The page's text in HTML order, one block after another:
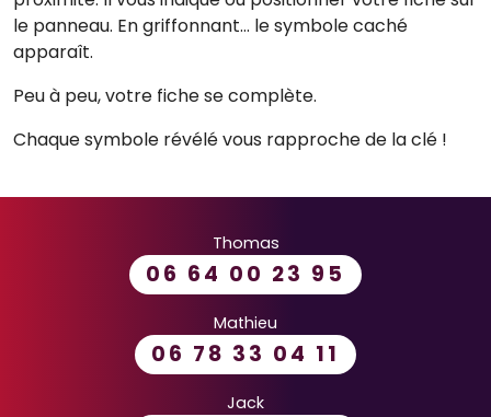
le panneau. En griffonnant… le symbole caché
apparaît.
Peu à peu, votre fiche se complète.
Chaque symbole révélé vous rapproche de la clé !
Thomas
06 64 00 23 95
Mathieu
06 78 33 04 11
Jack